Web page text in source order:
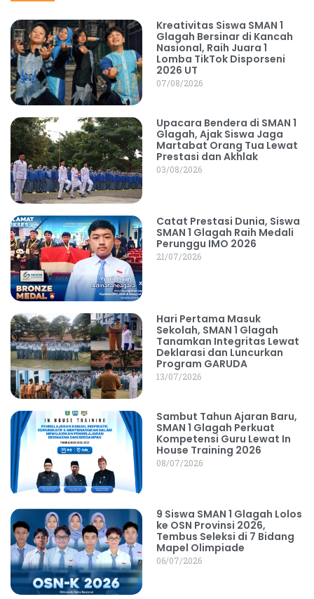
Kreativitas Siswa SMAN 1
Glagah Bersinar di Kancah
Nasional, Raih Juara 1
Lomba TikTok Disporseni
2026 UT
07/08/2026
Upacara Bendera di SMAN 1
Glagah, Ajak Siswa Jaga
Martabat Orang Tua Lewat
Prestasi dan Akhlak
03/08/2026
Catat Prestasi Dunia, Siswa
SMAN 1 Glagah Raih Medali
Perunggu IMO 2026
21/07/2026
Hari Pertama Masuk
Sekolah, SMAN 1 Glagah
Tanamkan Integritas Lewat
Deklarasi dan Luncurkan
Program GARUDA
13/07/2026
Sambut Tahun Ajaran Baru,
SMAN 1 Glagah Perkuat
Kompetensi Guru Lewat In
House Training 2026
08/07/2026
9 Siswa SMAN 1 Glagah Lolos
ke OSN Provinsi 2026,
Tembus Seleksi di 7 Bidang
Mapel Olimpiade
06/07/2026